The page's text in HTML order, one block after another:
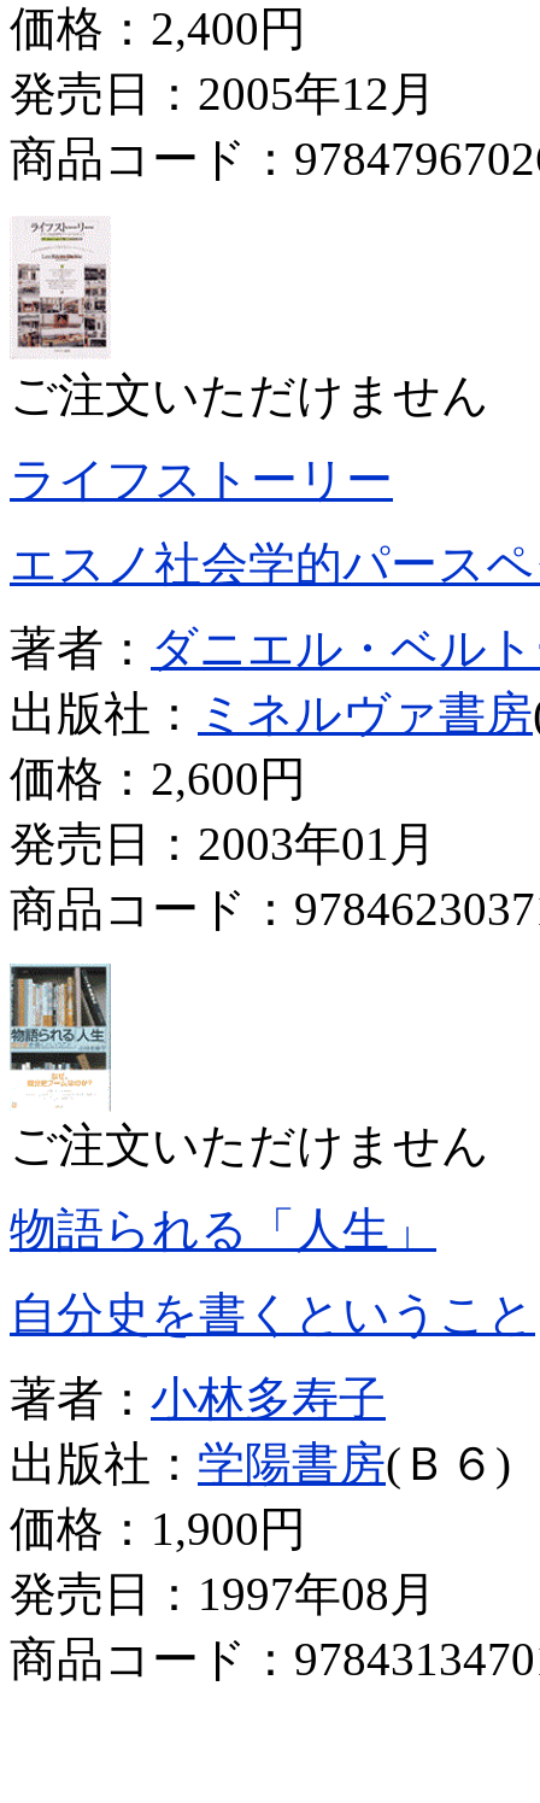
価格： 2,400円
発売日：2005年12月
商品コード：
ご注文いただけません
ライフストーリー
エスノ社会学的パース
著者： ダニエル・ベル
出版社：
ミネルヴァ書房
価格： 2,600円
発売日：2003年01月
商品コード：
ご注文いただけません
物語られる「人生」
自分史を書くということ
著者： 小林多寿子
出版社： 学陽書房(Ｂ６)
価格： 1,900円
発売日：1997年08月
商品コード：